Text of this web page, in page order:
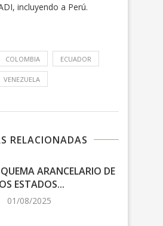
incluyendo a Perú.
COLOMBIA ECUADOR
VENEZUELA
RELACIONADAS
ARANCELARIO DE
ESTADOS...
01/08/2025